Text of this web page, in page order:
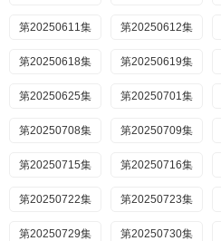
第20250611集 第20250612集
第20250618集 第20250619集
第20250625集 第20250701集
第20250708集 第20250709集
第20250715集 第20250716集
第20250722集 第20250723集
第20250729集 第20250730集